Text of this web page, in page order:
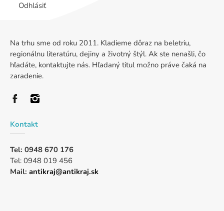
Odhlásiť
Na trhu sme od roku 2011. Kladieme dôraz na beletriu,
regionálnu literatúru, dejiny a životný štýl. Ak ste nenašli, čo
hľadáte, kontaktujte nás. Hľadaný titul možno práve čaká na
zaradenie.
Kontakt
Tel: 0948 670 176
Tel: 0948 019 456
Mail: antikraj@antikraj.sk